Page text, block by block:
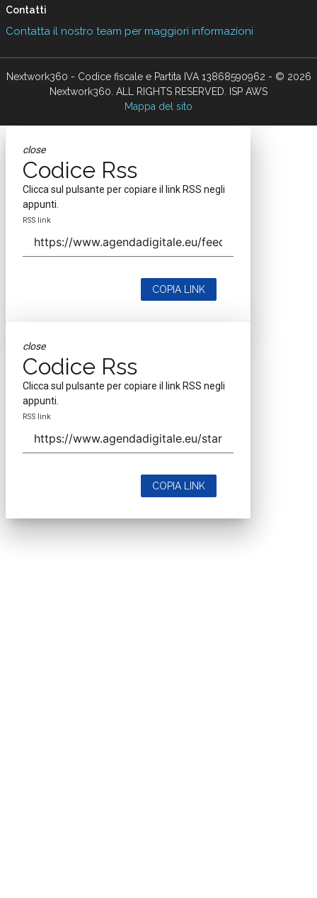
Contatti
Contatta il nostro team per maggiori informazioni
Nextwork360 - Codice fiscale e Partita IVA 13868590962 - © 2026
Nextwork360. ALL RIGHTS RESERVED. ISP AWS
Mappa del sito
close
Codice Rss
Clicca sul pulsante per copiare il link RSS negli
appunti.
RSS link
COPIA LINK
close
Codice Rss
Clicca sul pulsante per copiare il link RSS negli
appunti.
RSS link
COPIA LINK